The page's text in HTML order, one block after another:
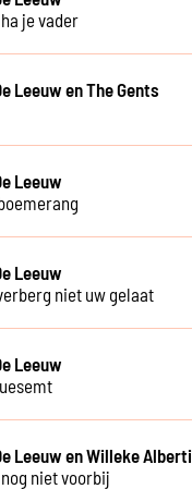
je vader
Leeuw en The Gents
Leeuw
Leeuw
niet uw gelaat
Leeuw
Leeuw en Willeke Alberti
niet voorbij